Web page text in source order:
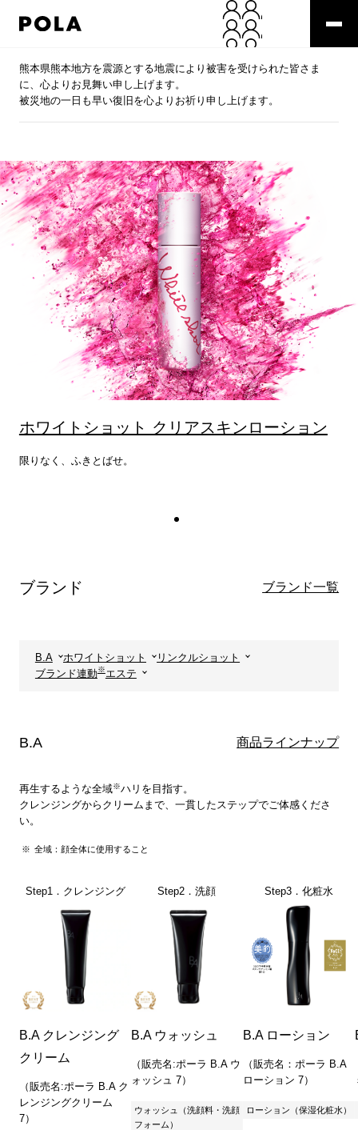
熊本県熊本地方を震源とする地震により被害を受けられた皆さま
に、心よりお見舞い申し上げます。
被災地の一日も早い復旧を心よりお祈り申し上げます。
ホワイトショット クリアスキンローション
限りなく、ふきとばせ。
ブランド ブランド一覧
B.A ホワイトショット
リンクルショット
ブランド連動※エステ
B.A 商品ラインナップ
再生するような全域※ハリを目指す。
クレンジングからクリームまで、一貫したステップでご体感くださ
い。
全域：顔全体に使用すること
Step1．クレンジング
B.A クレンジング
クリーム
（販売名:ポーラ B.A ク
レンジングクリーム
7）
Step2．洗顔
B.A ウォッシュ
（販売名:ポーラ B.A ウ
ォッシュ 7）
ウォッシュ（洗顔料・洗顔
フォーム）
Step3．化粧水
B.A ローション
（販売名：ポーラ B.A
ローション 7）
ローション（保湿化粧水）